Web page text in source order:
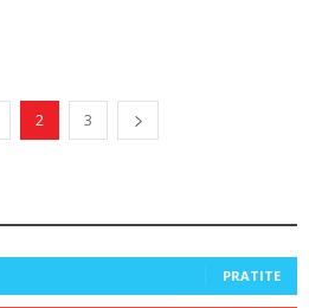
2 3
PRATITE